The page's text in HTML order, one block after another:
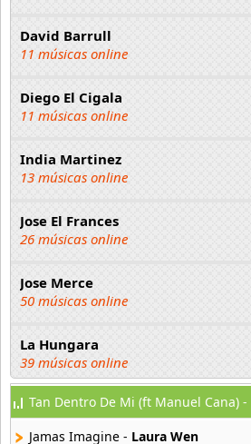
David Barrull
11 músicas online
Diego El Cigala
11 músicas online
India Martinez
13 músicas online
Jose El Frances
26 músicas online
Jose Merce
50 músicas online
La Hungara
39 músicas online
La Tana
15 músicas online
Tan Dentro De Mi (ft Manuel Cana) -
Jamas Imagine - Laura Wen